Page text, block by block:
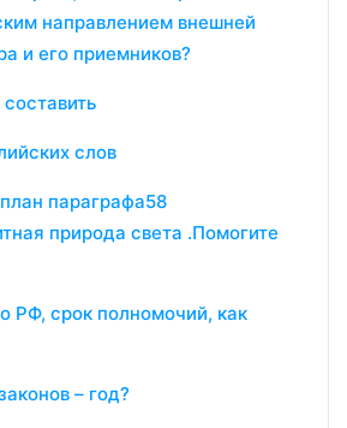
направлением внешней
и его приемников?
слов
параграфа58
природа света .Помогите
РФ, срок полномочий, как
– год?